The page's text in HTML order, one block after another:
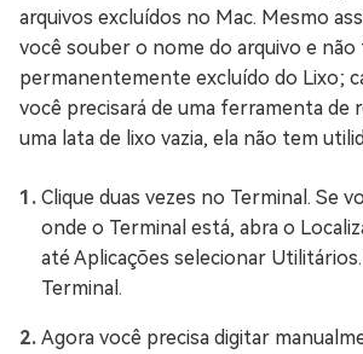
arquivos excluídos no Mac. Mesmo
você souber o nome do arquivo e
permanentemente excluído do Lixo;
você precisará de uma ferramenta de
uma lata de lixo vazia, ela não tem
Clique duas vezes no Terminal. Se
onde o Terminal está, abra o
até Aplicações selecionar
Terminal.
Agora você precisa digitar